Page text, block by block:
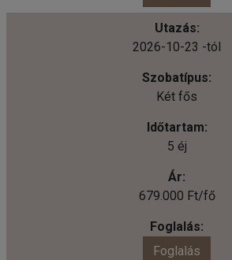
2026-10-23 -tól
Két fős
5 éj
679.000 Ft/fő
Foglalás